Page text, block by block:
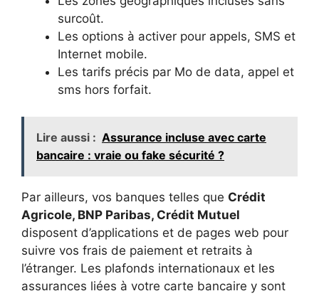
surcoût.
Les options à activer pour appels, SMS et
Internet mobile.
Les tarifs précis par Mo de data, appel et
sms hors forfait.
Lire aussi : Assurance incluse avec carte
bancaire : vraie ou fake sécurité ?
Par ailleurs, vos banques telles que Crédit
Agricole, BNP Paribas, Crédit Mutuel
disposent d’applications et de pages web pour
suivre vos frais de paiement et retraits à
l’étranger. Les plafonds internationaux et les
assurances liées à votre carte bancaire y sont